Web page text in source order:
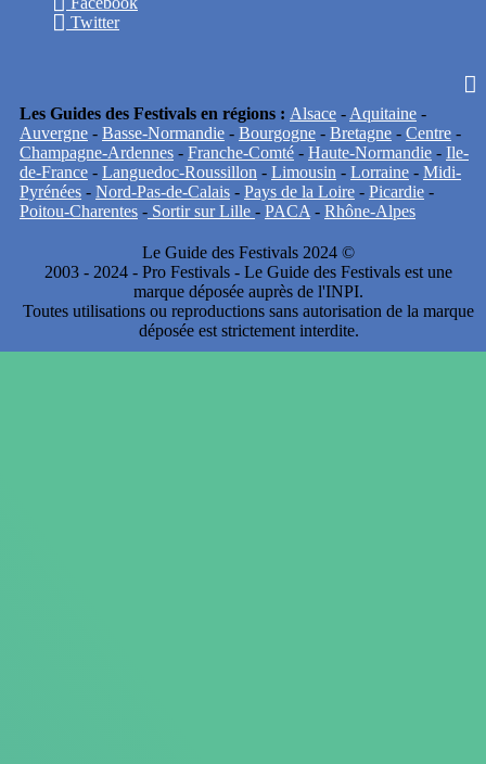
Twitter
Les Guides des Festivals en régions : Alsace - Aquitaine -
Auvergne - Basse-Normandie - Bourgogne - Bretagne - Centre -
Champagne-Ardennes - Franche-Comté - Haute-Normandie - Ile-
de-France - Languedoc-Roussillon - Limousin - Lorraine - Midi-
Pyrénées - Nord-Pas-de-Calais - Pays de la Loire - Picardie -
Poitou-Charentes - Sortir sur Lille - PACA - Rhône-Alpes
Le Guide des Festivals 2024 ©
2003 - 2024 - Pro Festivals - Le Guide des Festivals est une
marque déposée auprès de l'INPI.
Toutes utilisations ou reproductions sans autorisation de la marque
déposée est strictement interdite.